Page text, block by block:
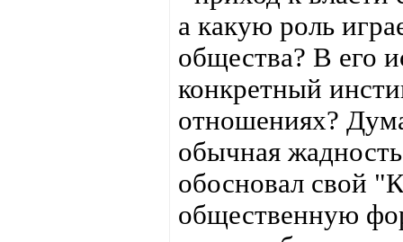
а какую роль
общества? В его
конкретный
отношениях?
обычная
обосновал свой
общественную